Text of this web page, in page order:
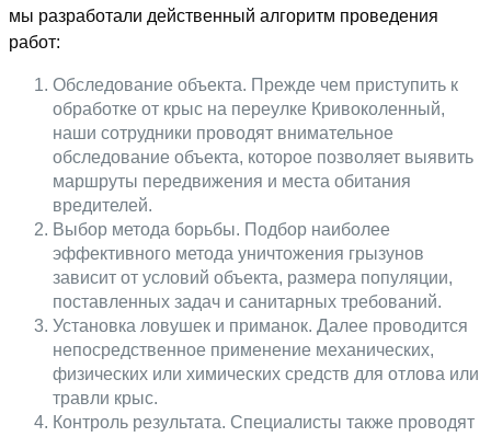
мы разработали действенный алгоритм проведения
работ:
Обследование объекта. Прежде чем приступить к
обработке от крыс на переулке Кривоколенный,
наши сотрудники проводят внимательное
обследование объекта, которое позволяет выявить
маршруты передвижения и места обитания
вредителей.
Выбор метода борьбы. Подбор наиболее
эффективного метода уничтожения грызунов
зависит от условий объекта, размера популяции,
поставленных задач и санитарных требований.
Установка ловушек и приманок. Далее проводится
непосредственное применение механических,
физических или химических средств для отлова или
травли крыс.
Контроль результата. Специалисты также проводят